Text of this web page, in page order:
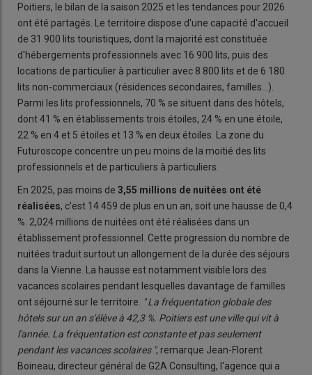
Poitiers, le bilan de la saison 2025 et les tendances pour 2026
ont été partagés. Le territoire dispose d'une capacité d'accueil
de 31 900 lits touristiques, dont la majorité est constituée
d'hébergements professionnels avec 16 900 lits, puis des
locations de particulier à particulier avec 8 800 lits et de 6 180
lits non-commerciaux (résidences secondaires, familles...).
Parmi les lits professionnels, 70 % se situent dans des hôtels,
dont 41 % en établissements trois étoiles, 24 % en une étoile,
22 % en 4 et 5 étoiles et 13 % en deux étoiles. La zone du
Futuroscope concentre un peu moins de la moitié des lits
professionnels et de particuliers à particuliers.
En 2025, pas moins de 3,55 millions de nuitées ont été
réalisées, c'est 14 459 de plus en un an, soit une hausse de 0,4
%. 2,024 millions de nuitées ont été réalisées dans un
établissement professionnel. Cette progression du nombre de
nuitées traduit surtout un allongement de la durée des séjours
dans la Vienne. La hausse est notamment visible lors des
vacances scolaires pendant lesquelles davantage de familles
ont séjourné sur le territoire.
" La fréquentation globale des
hôtels sur un an s'élève à 42,3 %. Poitiers est une ville qui vit à
l'année. La fréquentation est constante et pas seulement
pendant les vacances scolaires ", remarque Jean-Florent
Boineau, directeur général de G2A Consulting, l'agence qui a